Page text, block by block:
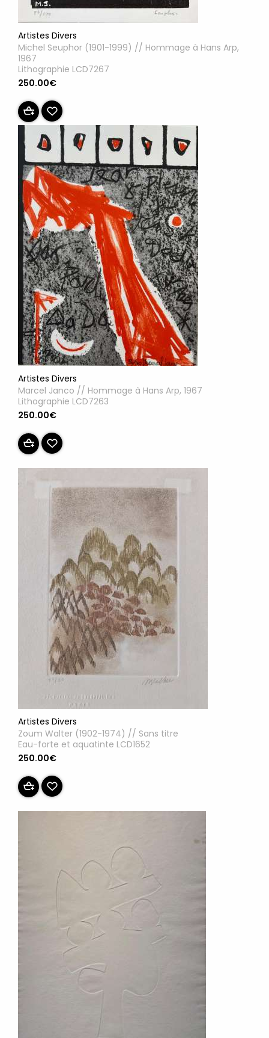
Artistes Divers
Michel Seuphor (1901-1999) // Hommage à Hans Arp,
1967
Lithographie LCD7267
250.00€
Artistes Divers
Marcel Janco // Hommage à Hans Arp, 1967
Lithographie LCD7263
250.00€
Artistes Divers
Zoum Walter (1902-1974) // Sans titre
Eau-forte et aquatinte LCD1652
250.00€